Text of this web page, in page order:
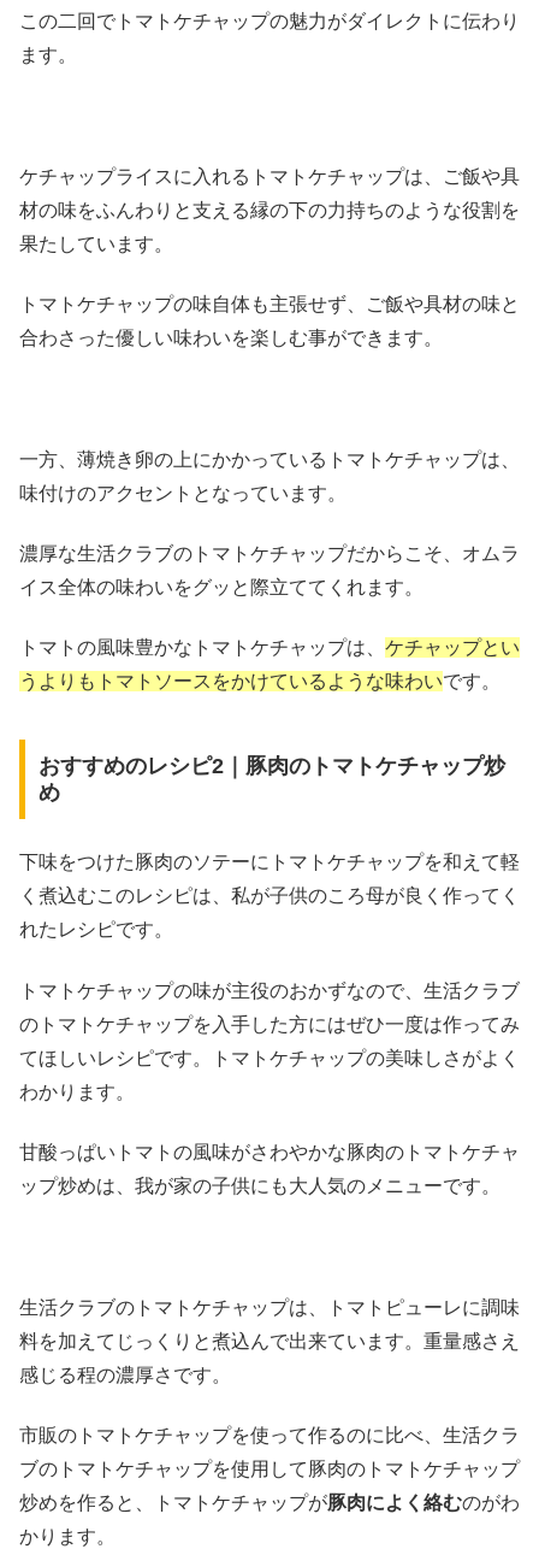
この二回でトマトケチャップの魅力がダイレクトに伝わり
ます。
ケチャップライスに入れるトマトケチャップは、ご飯や具
材の味をふんわりと支える縁の下の力持ちのような役割を
果たしています。
トマトケチャップの味自体も主張せず、ご飯や具材の味と
合わさった優しい味わいを楽しむ事ができます。
一方、薄焼き卵の上にかかっているトマトケチャップは、
味付けのアクセントとなっています。
濃厚な生活クラブのトマトケチャップだからこそ、オムラ
イス全体の味わいをグッと際立ててくれます。
トマトの風味豊かなトマトケチャップは、 ケチャップとい
うよりもトマトソースをかけているような味わいです。
おすすめのレシピ2｜豚肉のトマトケチャップ炒
め
下味をつけた豚肉のソテーにトマトケチャップを和えて軽
く煮込むこのレシピは、私が子供のころ母が良く作ってく
れたレシピです。
トマトケチャップの味が主役のおかずなので、生活クラブ
のトマトケチャップを入手した方にはぜひ一度は作ってみ
てほしいレシピです。トマトケチャップの美味しさがよく
わかります。
甘酸っぱいトマトの風味がさわやかな豚肉のトマトケチャ
ップ炒めは、我が家の子供にも大人気のメニューです。
生活クラブのトマトケチャップは、トマトピューレに調味
料を加えてじっくりと煮込んで出来ています。重量感さえ
感じる程の濃厚さです。
市販のトマトケチャップを使って作るのに比べ、生活クラ
ブのトマトケチャップを使用して豚肉のトマトケチャップ
炒めを作ると、トマトケチャップが豚肉によく絡むのがわ
かります。